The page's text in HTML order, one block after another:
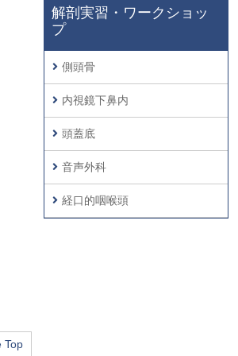
Top
解剖実習・ワークショッ
プ
側頭骨
内視鏡下鼻内
頭蓋底
音声外科
経口的咽喉頭